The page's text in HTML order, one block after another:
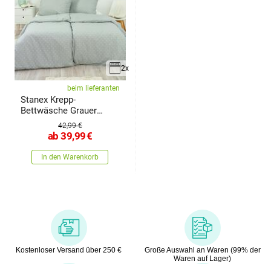
2x
beim lieferanten
Stanex Krepp-
Bettwäsche Grauer
Punkt, 140 x42,99 €
ab 39,99€
In den Warenkorb
Kostenloser Versand über 250 €
Große Auswahl an Waren (99% der
Waren auf Lager)